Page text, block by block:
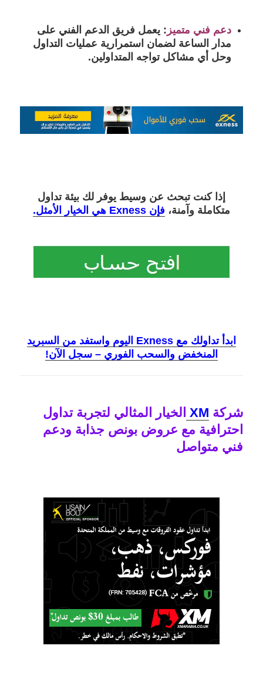
دعم فني متميز : يعمل فريق الدعم الفني على
مدار الساعة لضمان استمرارية عمليات التداول
وحل أي مشاكل تواجه المتداولين.
إذا كنت تبحث عن وسيط يوفر لك بيئة تداول
متكاملة وآمنة، فإن Exness هي الخيار الأمثل.
ابدأ تداولك مع Exness اليوم واستفد من السبريد
المنخفض والسحب الفوري – سجل الآن!
شركة XM الخيار المثالي لتجربة تداول
احترافية مع عروض بونص جذابة ودعم
فني متواصل